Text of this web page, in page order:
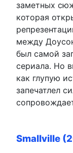
заметных
которая
между
был самой
сериала. Но
как глупую
запечатлел
Smallville